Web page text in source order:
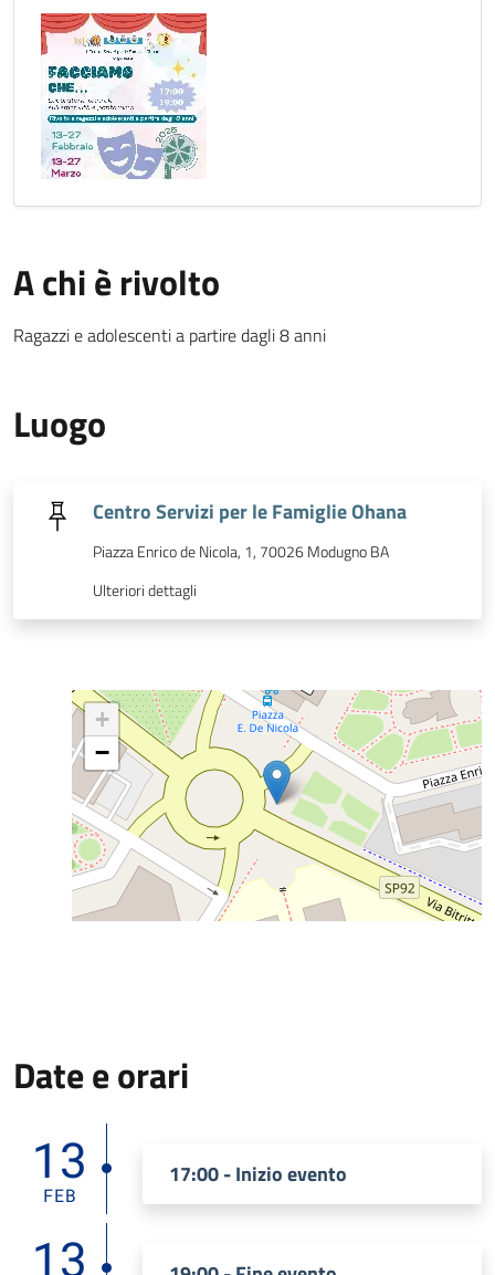
A chi è rivolto
Ragazzi e adolescenti a partire dagli 8 anni
Luogo
Centro Servizi per le Famiglie Ohana
Piazza Enrico de Nicola, 1, 70026 Modugno BA
Ulteriori dettagli
+
−
Date e orari
13
FEB
17:00 - Inizio evento
13